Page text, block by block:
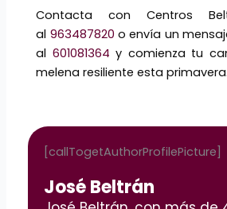
Contacta con Centros
al 963487820 o envía un
al 601081364 y comienza tu
melena resiliente esta primavera.
[callTogetAuthorProfilePicture]
José Beltrán